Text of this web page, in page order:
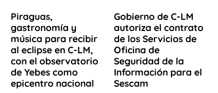
Piraguas,
gastronomía y
música para recibir
al eclipse en C-LM,
con el observatorio
de Yebes como
epicentro nacional
Gobierno de C-LM
autoriza el contrato
de los Servicios de
Oficina de
Seguridad de la
Información para el
Sescam